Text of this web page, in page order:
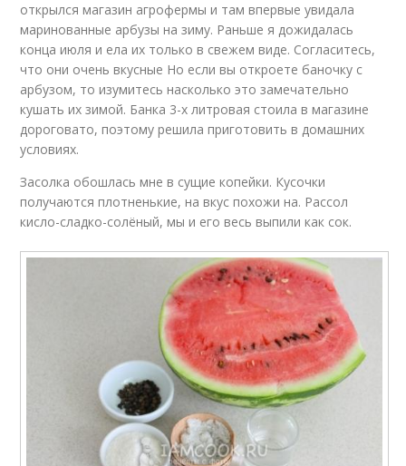
открылся магазин агрофермы и там впервые увидала
маринованные арбузы на зиму. Раньше я дожидалась
конца июля и ела их только в свежем виде. Согласитесь,
что они очень вкусные Но если вы откроете баночку с
арбузом, то изумитесь насколько это замечательно
кушать их зимой. Банка 3-х литровая стоила в магазине
дороговато, поэтому решила приготовить в домашних
условиях.
Засолка обошлась мне в сущие копейки. Кусочки
получаются плотненькие, на вкус похожи на. Рассол
кисло-сладко-солёный, мы и его весь выпили как сок.